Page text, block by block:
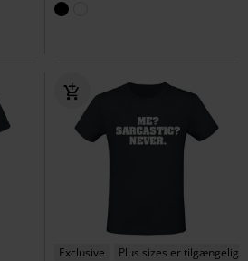
Exclusive Plus sizes er tilgængelige